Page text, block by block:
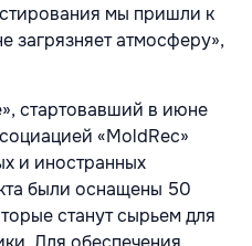
мы пришли к
загрязняет атмосферу»,
стартовавший в июне
«MoldRec»
и иностранных
были оснащены 50
станут сырьем для